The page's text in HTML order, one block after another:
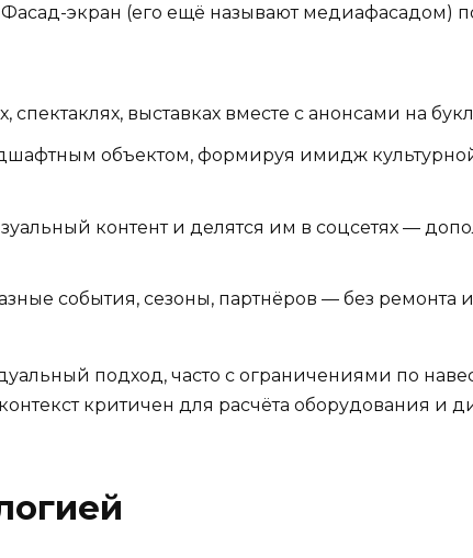
экран (его ещё называют медиафасадом)
выставках вместе с анонсами на
объектом, формируя имидж
контент и делятся им в соцсетях —
события, сезоны, партнёров — без ремонта
подход, часто с ограничениями по
критичен для расчёта оборудования и